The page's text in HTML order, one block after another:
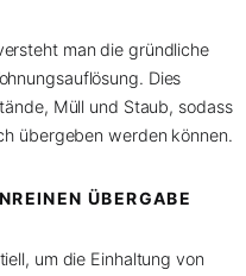
man die gründliche
Dies
Müll und Staub, sodass
übergeben werden können.
ÜBERGABE
um die Einhaltung von